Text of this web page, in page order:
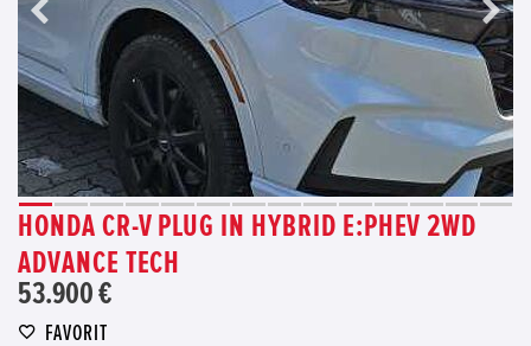
HONDA CR-V PLUG IN HYBRID E:PHEV 2WD
ADVANCE TECH
53.900 €
FAVORIT